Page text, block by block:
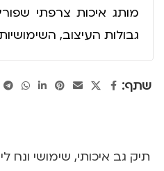
מותג איכות צרפתי
גבולות העיצוב,
שתף:
תיק גב איכותי, שימושי ונח